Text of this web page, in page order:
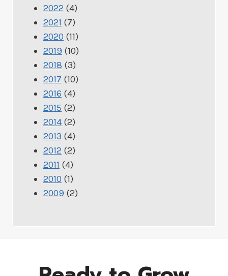
2022 (4)
2021 (7)
2020 (11)
2019 (10)
2018 (3)
2017 (10)
2016 (4)
2015 (2)
2014 (2)
2013 (4)
2012 (2)
2011 (4)
2010 (1)
2009 (2)